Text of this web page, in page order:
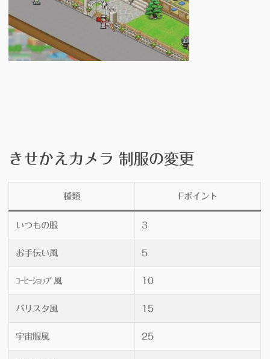
きせかえカメラ 制服の変更
種類 Fポイント
いつもの服 3
お手伝い風 5
ｺｰﾋｰｼｮｯﾌﾟ風 10
バリスタ風 15
宇宙服風 25